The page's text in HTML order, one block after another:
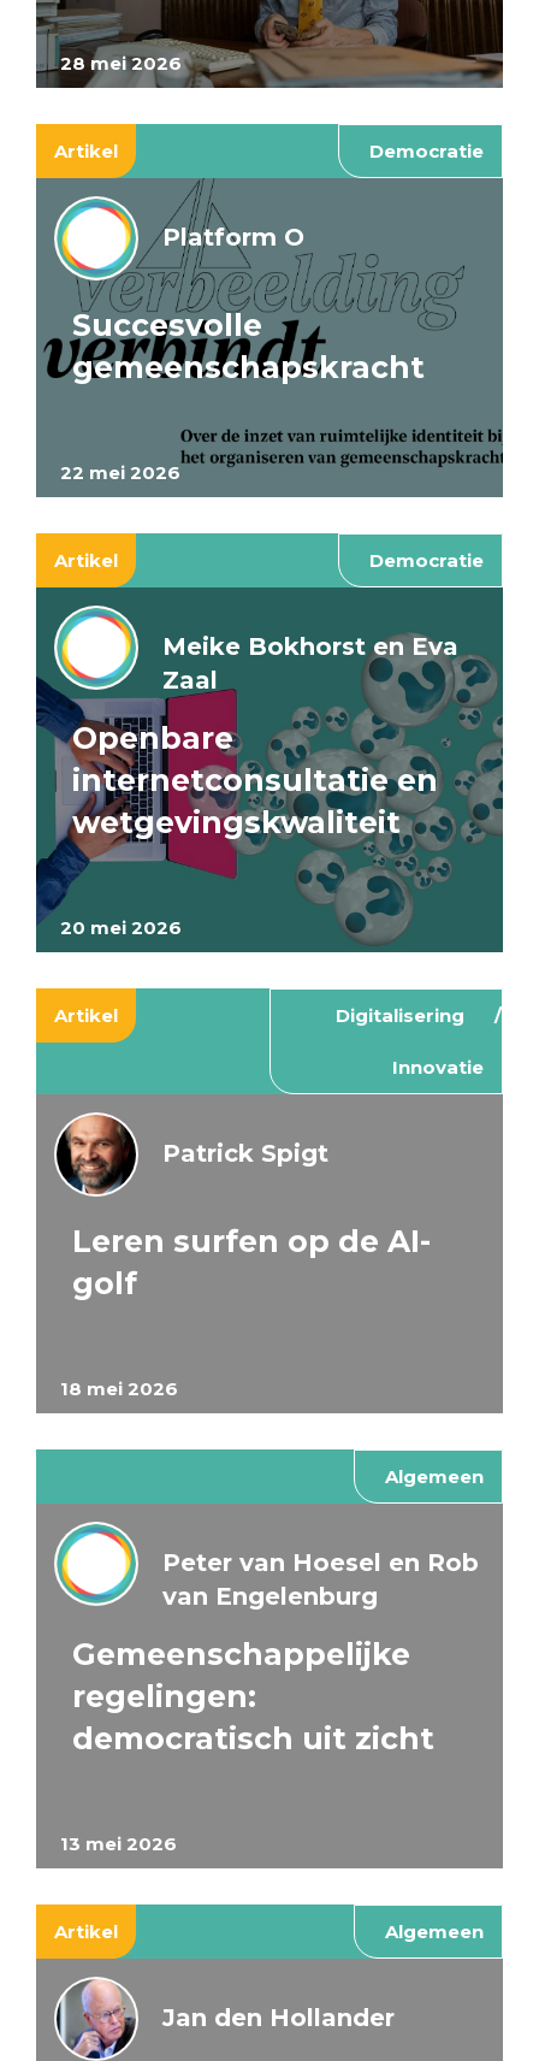
28 mei 2026
Artikel Democratie
22 mei 2026
Platform O
Succesvolle
gemeenschapskracht
Artikel Democratie
20 mei 2026
Meike Bokhorst en Eva
Zaal
Openbare
internetconsultatie en
wetgevingskwaliteit
Artikel Digitalisering
Innovatie
18 mei 2026
Patrick Spigt
Leren surfen op de AI-
golf
Algemeen
13 mei 2026
Peter van Hoesel en Rob
van Engelenburg
Gemeenschappelijke
regelingen:
democratisch uit zicht
Artikel Algemeen
Jan den Hollander